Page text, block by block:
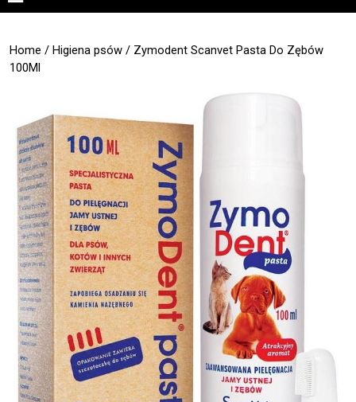
Home / Higiena psów / Zymodent Scanvet Pasta Do Zębów
100Ml